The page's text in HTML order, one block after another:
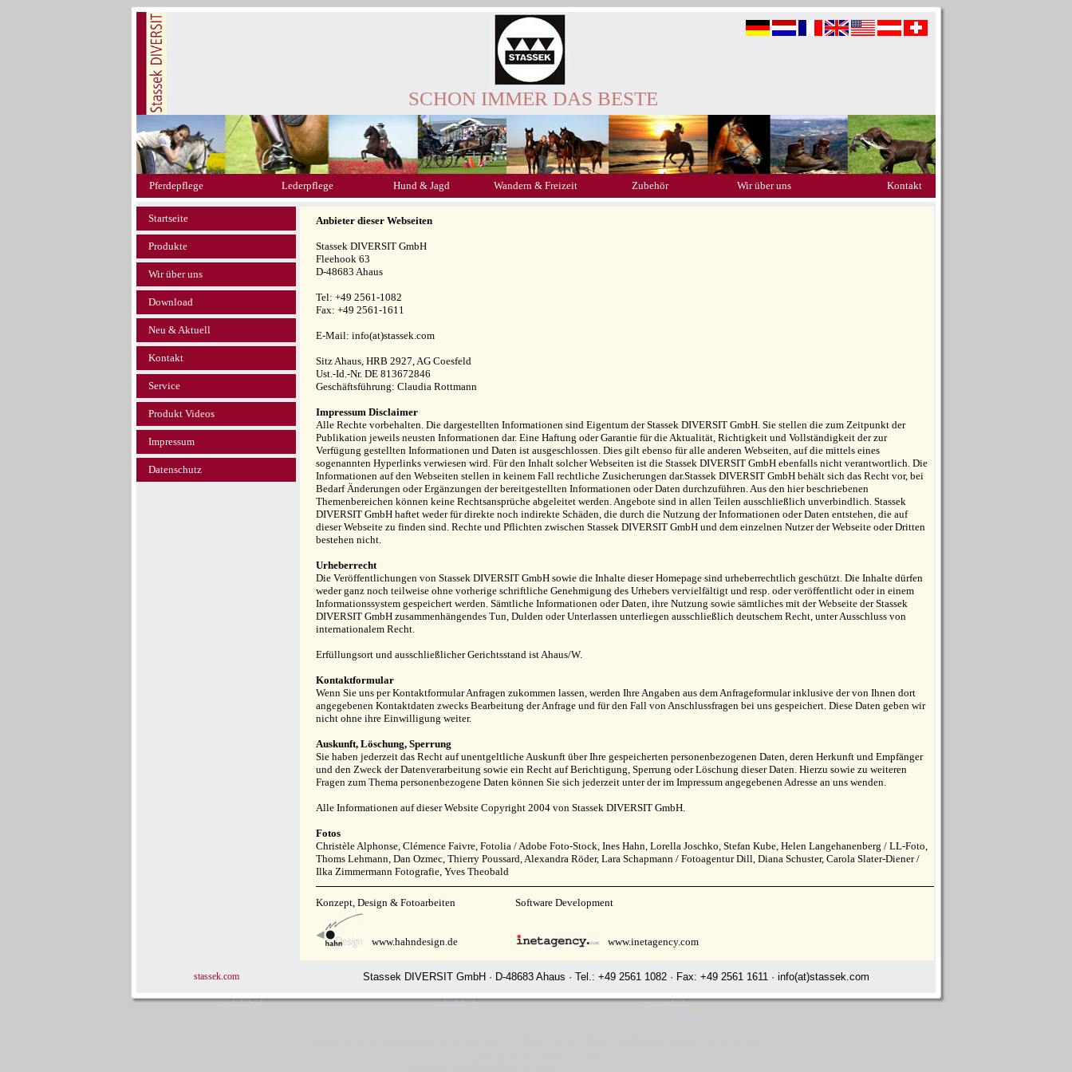
SCHON IMMER DAS BESTE
Pferdepflege Lederpflege Hund & Jagd Wandern & Freizeit Zubehör Wir über uns Kontakt
Startseite
Produkte
Wir über uns
Download
Neu & Aktuell
Kontakt
Service
Produkt Videos
Impressum
Datenschutz
Anbieter dieser Webseiten
Stassek DIVERSIT GmbH
Fleehook 63
D-48683 Ahaus
Tel: +49 2561-1082
Fax: +49 2561-1611
E-Mail: info(at)stassek.com
Sitz Ahaus, HRB 2927, AG Coesfeld
Ust.-Id.-Nr. DE 813672846
Geschäftsführung: Claudia Rottmann
Impressum Disclaimer
Alle Rechte vorbehalten. Die dargestellten Informationen sind Eigentum der Stassek DIVERSIT GmbH. Sie stellen die zum Zeitpunkt der
Publikation jeweils neusten Informationen dar. Eine Haftung oder Garantie für die Aktualität, Richtigkeit und Vollständigkeit der zur
Verfügung gestellten Informationen und Daten ist ausgeschlossen. Dies gilt ebenso für alle anderen Webseiten, auf die mittels eines
sogenannten Hyperlinks verwiesen wird. Für den Inhalt solcher Webseiten ist die Stassek DIVERSIT GmbH ebenfalls nicht verantwortlich. Die
Informationen auf den Webseiten stellen in keinem Fall rechtliche Zusicherungen dar.Stassek DIVERSIT GmbH behält sich das Recht vor, bei
Bedarf Änderungen oder Ergänzungen der bereitgestellten Informationen oder Daten durchzuführen. Aus den hier beschriebenen
Themenbereichen können keine Rechtsansprüche abgeleitet werden. Angebote sind in allen Teilen ausschließlich unverbindlich. Stassek
DIVERSIT GmbH haftet weder für direkte noch indirekte Schäden, die durch die Nutzung der Informationen oder Daten entstehen, die auf
dieser Webseite zu finden sind. Rechte und Pflichten zwischen Stassek DIVERSIT GmbH und dem einzelnen Nutzer der Webseite oder Dritten
bestehen nicht.
Urheberrecht
Die Veröffentlichungen von Stassek DIVERSIT GmbH sowie die Inhalte dieser Homepage sind urheberrechtlich geschützt. Die Inhalte dürfen
weder ganz noch teilweise ohne vorherige schriftliche Genehmigung des Urhebers vervielfältigt und resp. oder veröffentlicht oder in einem
Informationssystem gespeichert werden. Sämtliche Informationen oder Daten, ihre Nutzung sowie sämtliches mit der Webseite der Stassek
DIVERSIT GmbH zusammenhängendes Tun, Dulden oder Unterlassen unterliegen ausschließlich deutschem Recht, unter Ausschluss von
internationalem Recht.
Erfüllungsort und ausschließlicher Gerichtsstand ist Ahaus/W.
Kontaktformular
Wenn Sie uns per Kontaktformular Anfragen zukommen lassen, werden Ihre Angaben aus dem Anfrageformular inklusive der von Ihnen dort
angegebenen Kontaktdaten zwecks Bearbeitung der Anfrage und für den Fall von Anschlussfragen bei uns gespeichert. Diese Daten geben wir
nicht ohne ihre Einwilligung weiter.
Auskunft, Löschung, Sperrung
Sie haben jederzeit das Recht auf unentgeltliche Auskunft über Ihre gespeicherten personenbezogenen Daten, deren Herkunft und Empfänger
und den Zweck der Datenverarbeitung sowie ein Recht auf Berichtigung, Sperrung oder Löschung dieser Daten. Hierzu sowie zu weiteren
Fragen zum Thema personenbezogene Daten können Sie sich jederzeit unter der im Impressum angegebenen Adresse an uns wenden.
Alle Informationen auf dieser Website Copyright 2004 von Stassek DIVERSIT GmbH.
Fotos
Christèle Alphonse, Clémence Faivre, Fotolia / Adobe Foto-Stock, Ines Hahn, Lorella Joschko, Stefan Kube, Helen Langehanenberg / LL-Foto,
Thoms Lehmann, Dan Ozmec, Thierry Poussard, Alexandra Röder, Lara Schapmann / Fotoagentur Dill, Diana Schuster, Carola Slater-Diener /
Ilka Zimmermann Fotografie, Yves Theobald
Konzept, Design & Fotoarbeiten
www.hahndesign.de
Software Development
www.inetagency.com
stassek.com Stassek DIVERSIT GmbH · D-48683 Ahaus · Tel.: +49 2561 1082 · Fax: +49 2561 1611 · info(at)stassek.com
www.faulpelz.info
www.hundedeo.de
www.perrylux.de